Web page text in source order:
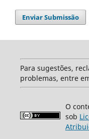
Enviar Submissão
Para sugestões,
problemas, entre
O
sob